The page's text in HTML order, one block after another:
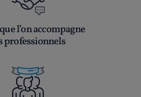
l’on accompagne
professionnels